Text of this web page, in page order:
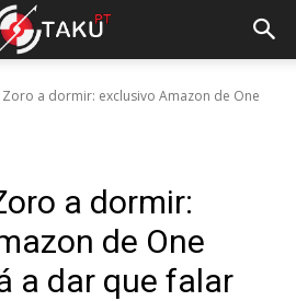
Zoro a dormir: exclusivo Amazon de One
a dormir:
de One
a dar que falar